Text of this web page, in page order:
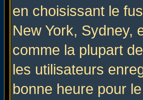
en choisissant le
New York, Sydney,
comme la plupart
les utilisateurs
bonne heure pour